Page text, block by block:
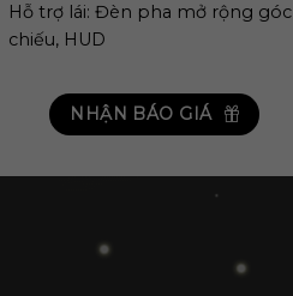
Hỗ trợ lái: Đèn pha mở rộng góc
chiếu, HUD
NHẬN BÁO GIÁ